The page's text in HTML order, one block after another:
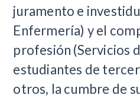
juramento e
Enfermería) y el
profesión (Servicios
estudiantes de
otros, la cumbre de